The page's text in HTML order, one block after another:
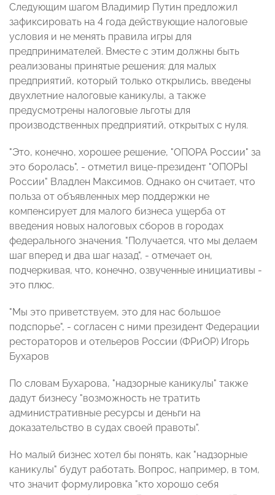
Следующим шагом Владимир Путин предложил
зафиксировать на 4 года действующие налоговые
условия и не менять правила игры для
предпринимателей. Вместе с этим должны быть
реализованы принятые решения: для малых
предприятий, который только открылись, введены
двухлетние налоговые каникулы, а также
предусмотрены налоговые льготы для
производственных предприятий, открытых с нуля.
"Это, конечно, хорошее решение, "ОПОРА России" за
это боролась", - отметил вице-президент "ОПОРЫ
России" Владлен Максимов. Однако он считает, что
польза от объявленных мер поддержки не
компенсирует для малого бизнеса ущерба от
введения новых налоговых сборов в городах
федерального значения. "Получается, что мы делаем
шаг вперед и два шаг назад", - отмечает он,
подчеркивая, что, конечно, озвученные инициативы -
это плюс.
"Мы это приветствуем, это для нас большое
подспорье", - согласен с ними президент Федерации
рестораторов и отельеров России (ФРиОР) Игорь
Бухаров
По словам Бухарова, "надзорные каникулы" также
дадут бизнесу "возможность не тратить
административные ресурсы и деньги на
доказательство в судах своей правоты".
Но малый бизнес хотел бы понять, как "надзорные
каникулы" будут работать. Вопрос, например, в том,
что значит формулировка "кто хорошо себя